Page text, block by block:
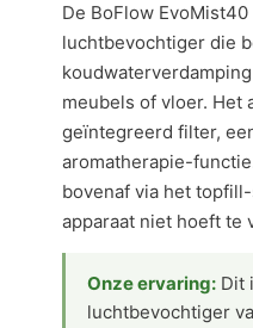
De BoFlow
luchtbevochtiger die
meubels of vloer. Het
geïntegreerd filter,
aromatherapie-
bovenaf via het
apparaat niet hoeft te
Onze ervaring: Dit
luchtbevochtiger